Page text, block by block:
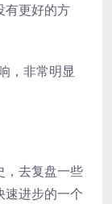
有更好的方
，非常明显
，去复盘一些
速进步的一个